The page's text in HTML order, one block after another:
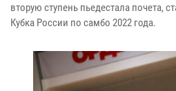
вторую ступень пьедестала почета,
Кубка России по самбо 2022 года.